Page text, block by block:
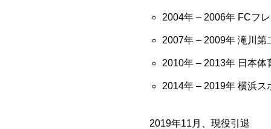
2004年 – 2006年 FCフ
2007年 – 2009年 滝川第
2010年 – 2013年 日本体
2014年 – 2019年 横浜ス
2019年11月、現役引退